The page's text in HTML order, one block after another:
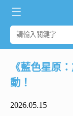
《藍色星原
動！
2026.05.15